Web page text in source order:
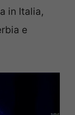
in Italia,
e